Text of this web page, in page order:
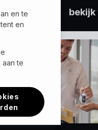
en te
en
te